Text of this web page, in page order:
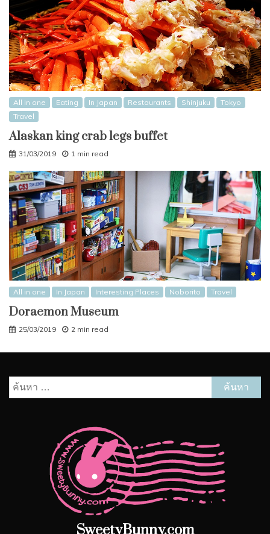
All in one Eating In Japan Restaurants Shinjuku
Tokyo
Travel
Alaskan king crab legs buffet
31/03/2019 1 min read
All in one In Japan Interesting Places Noborito Travel
Doraemon Museum
25/03/2019 2 min read
ค้นหา
สำหรับ: